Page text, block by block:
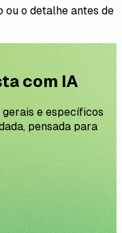
ou o detalhe antes de
com IA
e específicos
pensada para